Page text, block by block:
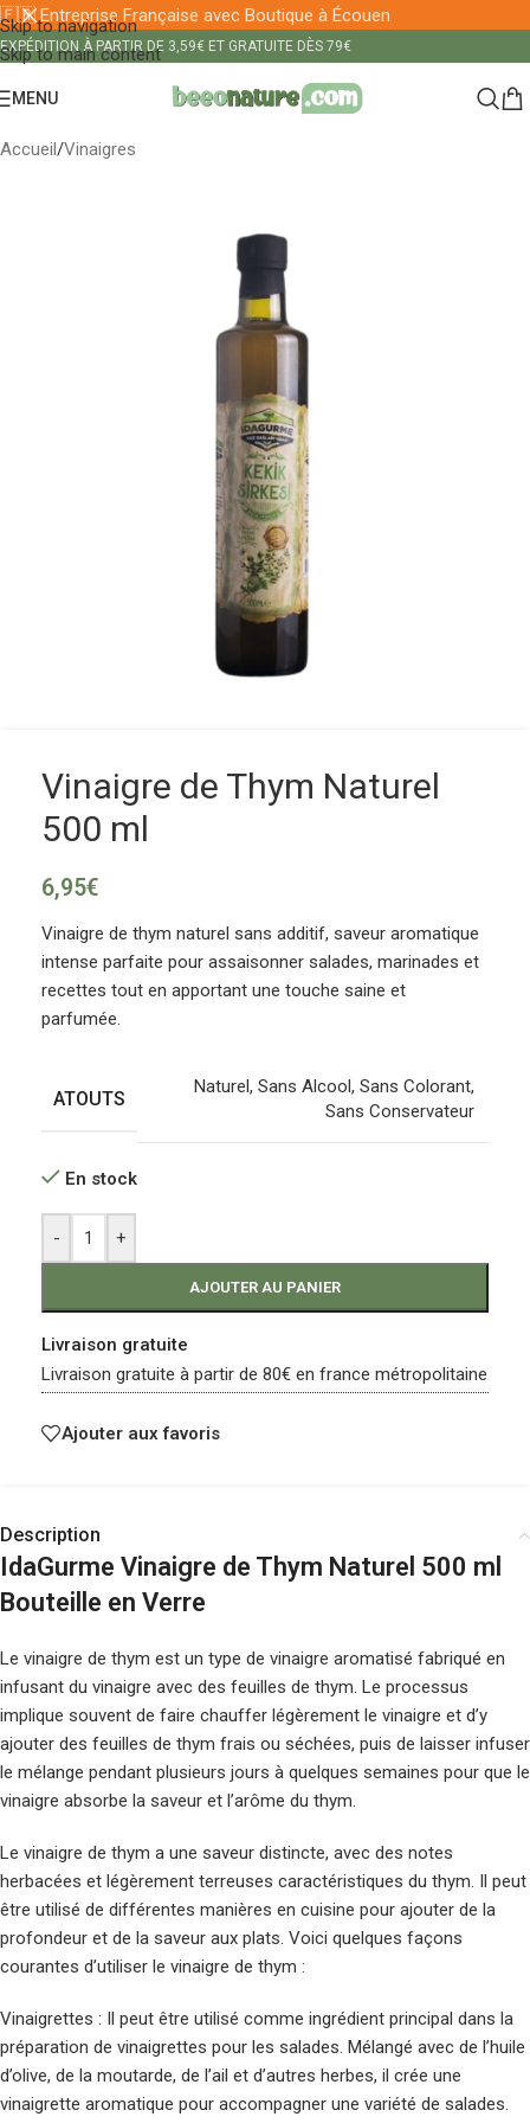
Skip to navigation
Skip to main content
🇫🇷 Entreprise Française avec Boutique à Écouen
EXPÉDITION À PARTIR DE 3,59€ ET GRATUITE DÈS 79€
MENU
Accueil/Vinaigres
Vinaigre de Thym Naturel
500 ml
6,95€
Vinaigre de thym naturel sans additif, saveur aromatique
intense parfaite pour assaisonner salades, marinades et
recettes tout en apportant une touche saine et
parfumée.
ATOUTS
Naturel, Sans Alcool, Sans Colorant,
Sans Conservateur
En stock
- +
AJOUTER AU PANIER
Livraison gratuite
Livraison gratuite à partir de 80€ en france métropolitaine
Ajouter aux favoris
Description
IdaGurme Vinaigre de Thym Naturel 500 ml
Bouteille en Verre
Le vinaigre de thym est un type de vinaigre aromatisé fabriqué en
infusant du vinaigre avec des feuilles de thym. Le processus
implique souvent de faire chauffer légèrement le vinaigre et d’y
ajouter des feuilles de thym frais ou séchées, puis de laisser infuser
le mélange pendant plusieurs jours à quelques semaines pour que le
vinaigre absorbe la saveur et l’arôme du thym.
Le vinaigre de thym a une saveur distincte, avec des notes
herbacées et légèrement terreuses caractéristiques du thym. Il peut
être utilisé de différentes manières en cuisine pour ajouter de la
profondeur et de la saveur aux plats. Voici quelques façons
courantes d’utiliser le vinaigre de thym :
Vinaigrettes : Il peut être utilisé comme ingrédient principal dans la
préparation de vinaigrettes pour les salades. Mélangé avec de l’huile
d’olive, de la moutarde, de l’ail et d’autres herbes, il crée une
vinaigrette aromatique pour accompagner une variété de salades.